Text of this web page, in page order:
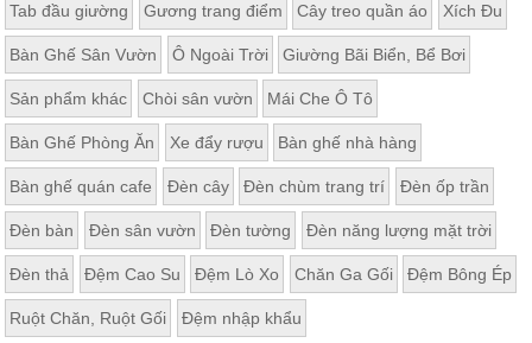
Tab đầu giường Gương trang điểm Cây treo quần áo Xích Đu
Bàn Ghế Sân Vườn Ô Ngoài Trời Giường Bãi Biển, Bể Bơi
Sản phẩm khác Chòi sân vườn Mái Che Ô Tô
Bàn Ghế Phòng Ăn Xe đẩy rượu Bàn ghế nhà hàng
Bàn ghế quán cafe Đèn cây Đèn chùm trang trí Đèn ốp trần
Đèn bàn Đèn sân vườn Đèn tường Đèn năng lượng mặt trời
Đèn thả Đệm Cao Su Đệm Lò Xo Chăn Ga Gối Đệm Bông Ép
Ruột Chăn, Ruột Gối Đệm nhập khẩu